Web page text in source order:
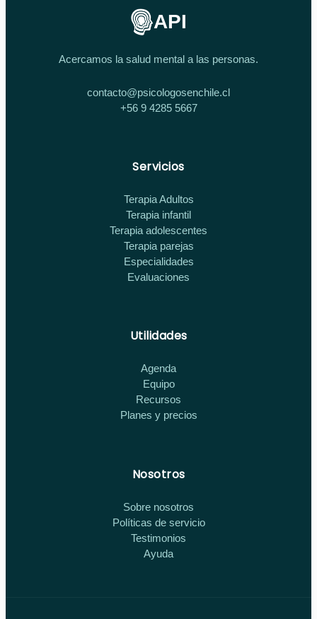
API
Acercamos la salud mental a las personas.
contacto@psicologosenchile.cl
+56 9 4285 5667
Servicios
Terapia Adultos
Terapia infantil
Terapia adolescentes
Terapia parejas
Especialidades
Evaluaciones
Utilidades
Agenda
Equipo
Recursos
Planes y precios
Nosotros
Sobre nosotros
Políticas de servicio
Testimonios
Ayuda